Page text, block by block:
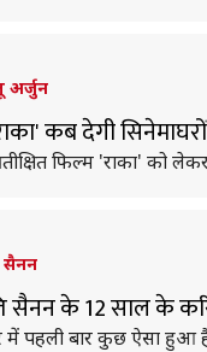
अर्जुन
कब देगी
फिल्म 'राका' को
सैनन
के 12 साल के
पहली बार कुछ ऐसा हुआ है,